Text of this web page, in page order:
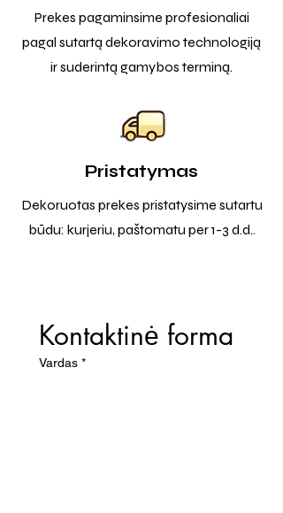
Prekes pagaminsime profesionaliai
pagal sutartą dekoravimo technologiją
ir suderintą gamybos terminą.
Pristatymas
Dekoruotas prekes pristatysime sutartu
būdu: kurjeriu, paštomatu per 1-3 d.d..
Kontaktinė forma
Vardas *